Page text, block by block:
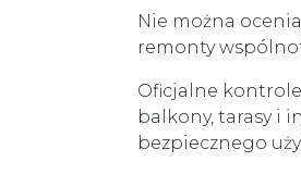
Nie można
remonty
Oficjalne
balkony, tarasy i
bezpiecznego